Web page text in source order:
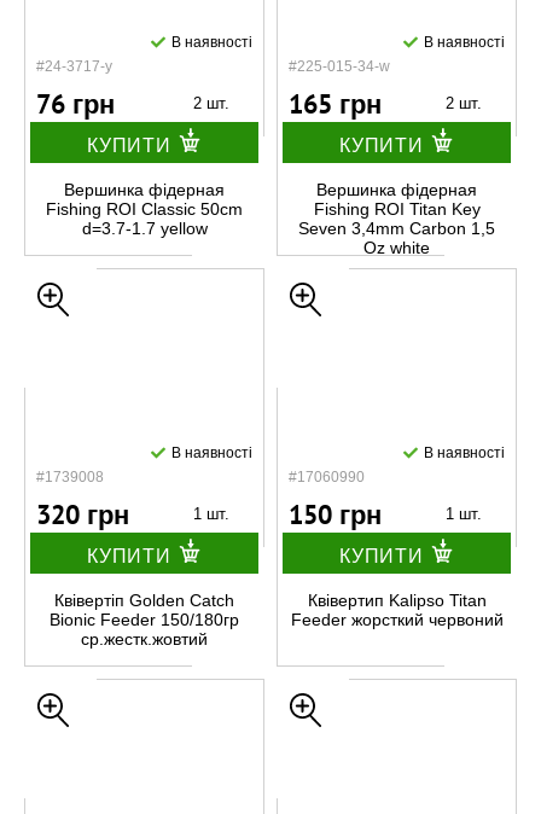
#24-3717-y
В наявності
76 грн 2 шт.
КУПИТИ
Вершинка фідерная
Fishing ROI Classic 50cm
d=3.7-1.7 yellow
#225-015-34-w
В наявності
165 грн 2 шт.
КУПИТИ
Вершинка фідерная
Fishing ROI Titan Key
Seven 3,4mm Carbon 1,5
Oz white
#1739008
В наявності
320 грн 1 шт.
КУПИТИ
Квівертіп Golden Catch
Bionic Feeder 150/180гр
ср.жестк.жовтий
#17060990
В наявності
150 грн 1 шт.
КУПИТИ
Квівертип Kalipso Titan
Feeder жорсткий червоний